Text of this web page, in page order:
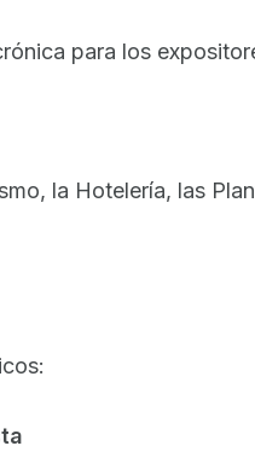
para los
la Hotelería, las